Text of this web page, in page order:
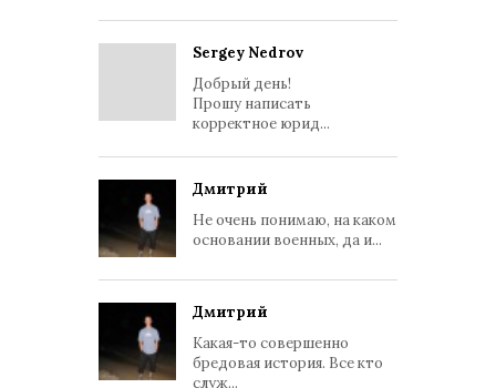
Sergey Nedrov
Добрый день!
Прошу написать
корректное юрид...
Дмитрий
Не очень понимаю, на каком
основании военных, да и...
Дмитрий
Какая-то совершенно
бредовая история. Все кто
служ...